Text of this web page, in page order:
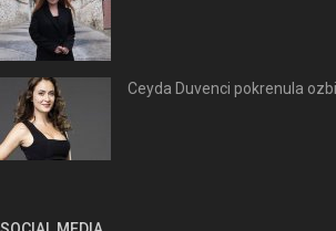
Ceyda Duvenci pokrenula